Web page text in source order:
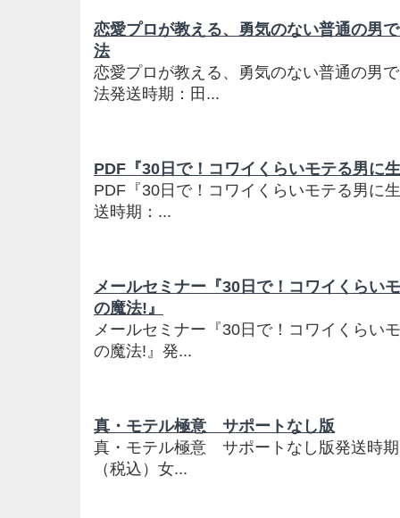
恋愛プロが教える、勇気のない普通の男
法
恋愛プロが教える、勇気のない普通の男
法発送時期：田...
PDF『30日で！コワイくらいモテる男に
PDF『30日で！コワイくらいモテる男に
送時期：...
メールセミナー『30日で！コワイくらい
の魔法!』
メールセミナー『30日で！コワイくらい
の魔法!』発...
真・モテル極意 サポートなし版
真・モテル極意 サポートなし版発送時
（税込）女...